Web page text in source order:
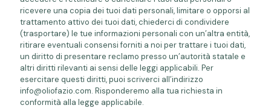
ricevere una copia dei tuoi dati personali, limitare o opporsi al
trattamento attivo dei tuoi dati, chiederci di condividere
(trasportare) le tue informazioni personali con un’altra entità,
ritirare eventuali consensi forniti a noi per trattare i tuoi dati,
un diritto di presentare reclamo presso un’autorità statale e
altri diritti rilevanti ai sensi delle leggi applicabili. Per
esercitare questi diritti, puoi scriverci all’indirizzo
info@oliofazio.com. Risponderemo alla tua richiesta in
conformità alla legge applicabile.